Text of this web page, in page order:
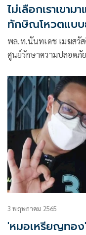
ไม่เลือกเราเขา
ทักษิณโหวตแบ
พล.ท.นันทเดช เมฆสวั
ศูนย์รักษาความปลอดภั
3 พฤษภาคม 2565
'หมอเหรียญทอ